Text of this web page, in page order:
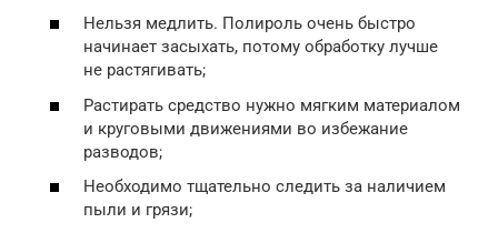
Нельзя медлить. Полироль очень быстро
начинает засыхать, потому обработку лучше
не растягивать;
Растирать средство нужно мягким материалом
и круговыми движениями во избежание
разводов;
Необходимо тщательно следить за наличием
пыли и грязи;